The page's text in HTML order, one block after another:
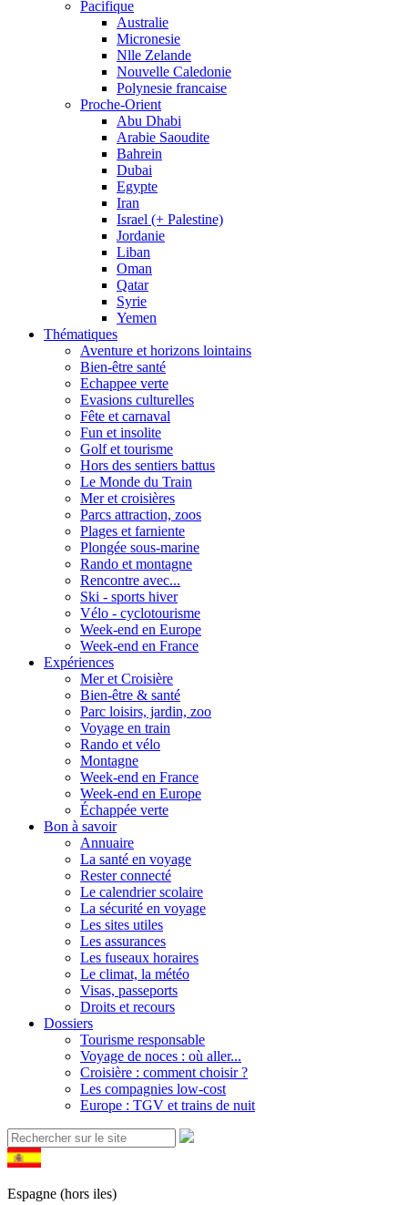
Pacifique
Australie
Micronesie
Nlle Zelande
Nouvelle Caledonie
Polynesie francaise
Proche-Orient
Abu Dhabi
Arabie Saoudite
Bahrein
Dubai
Egypte
Iran
Israel (+ Palestine)
Jordanie
Liban
Oman
Qatar
Syrie
Yemen
Thématiques
Aventure et horizons lointains
Bien-être santé
Echappee verte
Evasions culturelles
Fête et carnaval
Fun et insolite
Golf et tourisme
Hors des sentiers battus
Le Monde du Train
Mer et croisières
Parcs attraction, zoos
Plages et farniente
Plongée sous-marine
Rando et montagne
Rencontre avec...
Ski - sports hiver
Vélo - cyclotourisme
Week-end en Europe
Week-end en France
Expériences
Mer et Croisière
Bien-être & santé
Parc loisirs, jardin, zoo
Voyage en train
Rando et vélo
Montagne
Week-end en France
Week-end en Europe
Échappée verte
Bon à savoir
Annuaire
La santé en voyage
Rester connecté
Le calendrier scolaire
La sécurité en voyage
Les sites utiles
Les assurances
Les fuseaux horaires
Le climat, la météo
Visas, passeports
Droits et recours
Dossiers
Tourisme responsable
Voyage de noces : où aller...
Croisière : comment choisir ?
Les compagnies low-cost
Europe : TGV et trains de nuit
Espagne (hors iles)